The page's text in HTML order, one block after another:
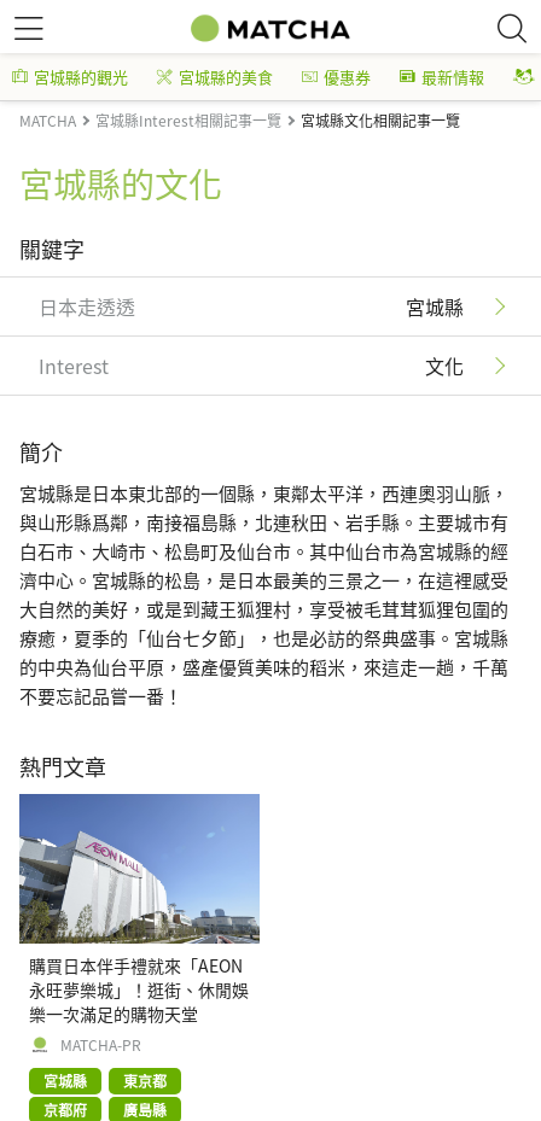
宮城縣的觀光 宮城縣的美食 優惠券 最新情報
MATCHA 宮城縣Interest相關記事一覽 宮城縣文化相關記事一覽
宮城縣的文化
關鍵字
日本走透透 宮城縣
Interest 文化
簡介
宮城縣是日本東北部的一個縣，東鄰太平洋，西連奧羽山脈，
與山形縣爲鄰，南接福島縣，北連秋田、岩手縣。主要城市有
白石市、大崎市、松島町及仙台市。其中仙台市為宮城縣的經
濟中心。宮城縣的松島，是日本最美的三景之一，在這裡感受
大自然的美好，或是到藏王狐狸村，享受被毛茸茸狐狸包圍的
療癒，夏季的「仙台七夕節」，也是必訪的祭典盛事。宮城縣
的中央為仙台平原，盛產優質美味的稻米，來這走一趟，千萬
不要忘記品嘗一番！
熱門文章
購買日本伴手禮就來「AEON
永旺夢樂城」！逛街、休閒娛
樂一次滿足的購物天堂
MATCHA-PR
宮城縣
東京都
京都府
廣島縣